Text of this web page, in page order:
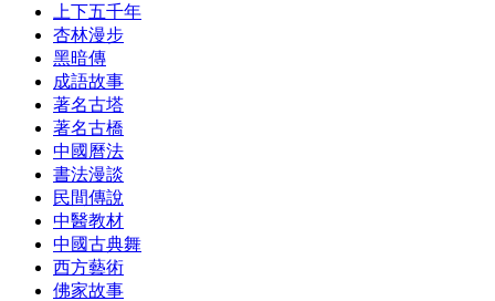
上下五千年
杏林漫步
黑暗傳
成語故事
著名古塔
著名古橋
中國曆法
書法漫談
民間傳說
中醫教材
中國古典舞
西方藝術
佛家故事